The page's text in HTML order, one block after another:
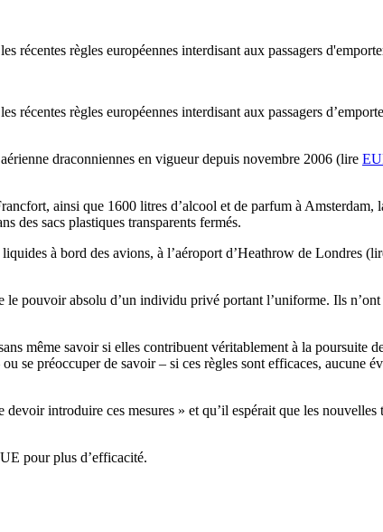
récentes règles européennes interdisant aux passagers
récentes règles européennes interdisant aux passagers
draconniennes en vigueur depuis novembre 2006 (lire
ainsi que 1600 litres d’alcool et de parfum à
des sacs plastiques transparents fermés.
à bord des avions, à l’aéroport d’Heathrow de Londres
pouvoir absolu d’un individu privé portant l’uniforme. Ils n’ont
même savoir si elles contribuent véritablement à la poursuite
se préoccuper de savoir – si ces règles sont efficaces, aucune
introduire ces mesures » et qu’il espérait que les
pour plus d’efficacité.